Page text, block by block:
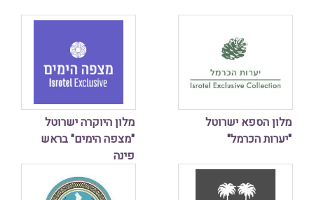
מלון היוקרה ישרוטל
"מצפה הימים" בראש
פינה
מלון הספא ישרוטל
"יערות הכרמל"